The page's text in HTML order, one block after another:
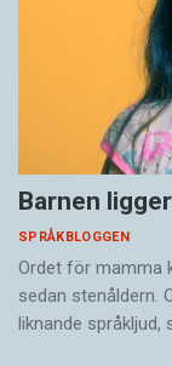
Barnen
SPRÅKBLOGGEN
Ordet för mamma
sedan stenåldern.
liknande språkljud,